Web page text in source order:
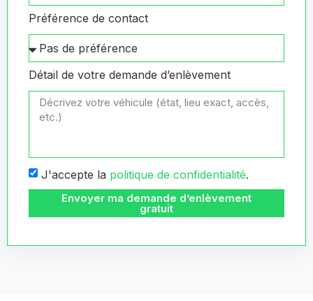
Préférence de contact
Détail de votre demande d’enlèvement
J'accepte la politique de confidentialité.
Envoyer ma demande d’enlèvement
gratuit